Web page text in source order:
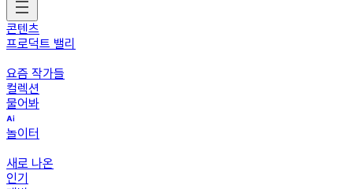
콘텐츠
프로덕트 밸리
요즘 작가들
컬렉션
물어봐
놀이터
새로 나온
인기